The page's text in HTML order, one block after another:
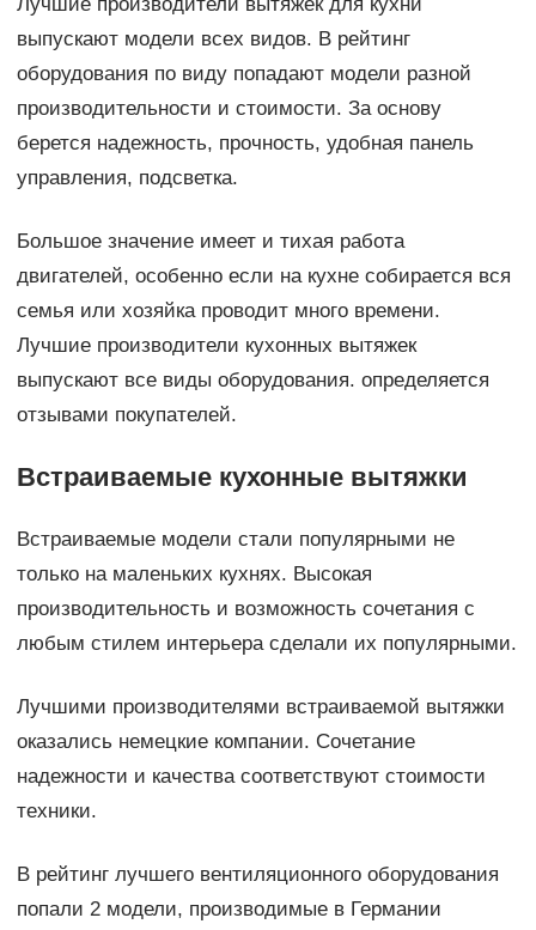
выпускают модели всех видов. В рейтинг
оборудования по виду попадают модели разной
производительности и стоимости. За основу
берется надежность, прочность, удобная панель
управления, подсветка.
Большое значение имеет и тихая работа
двигателей, особенно если на кухне собирается вся
семья или хозяйка проводит много времени.
Лучшие производители кухонных вытяжек
выпускают все виды оборудования. определяется
отзывами покупателей.
Встраиваемые кухонные вытяжки
Встраиваемые модели стали популярными не
только на маленьких кухнях. Высокая
производительность и возможность сочетания с
любым стилем интерьера сделали их популярными.
Лучшими производителями встраиваемой вытяжки
оказались немецкие компании. Сочетание
надежности и качества соответствуют стоимости
техники.
В рейтинг лучшего вентиляционного оборудования
попали 2 модели, производимые в Германии